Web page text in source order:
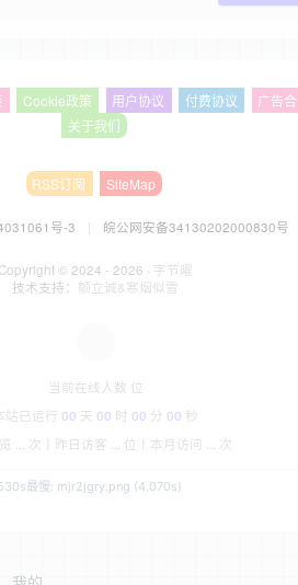
Cookie政策 用户协议 付费协议
广告
关于我们
RSS订阅 SiteMap
号-3 | 皖公网安备34130202000830号
Copyright © 2024 - 2026 · 字节曜
技术支持： 颤立诚&寒烟似雪
当前在线人数 位
站已运行 00 天 00 时 00 分 00 秒
... 次丨 昨日访客 ... 位丨 本月访问 ... 次
最慢: mjr2jgry.png (4.070s)